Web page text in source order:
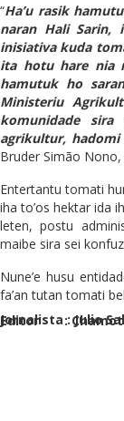
“Ha’u rasik
naran Hali Sarin,
inisiativa kuda
ita hotu hare nia
hamutuk ho
Ministeriu
komunidade
agrikultur, hadomi
Bruder Simão
Entertantu tomati
iha to’os hektar ida
leten, postu
maibe sira sei
Nune’e husu
fa’an tutan tomati
Jornalista : Julio
Editor : Chamot